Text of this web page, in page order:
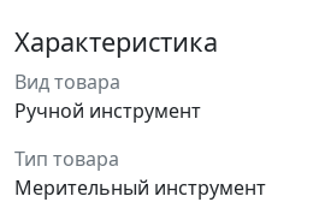
Характеристика
Вид товара
Ручной инструмент
Тип товара
Мерительный инструмент